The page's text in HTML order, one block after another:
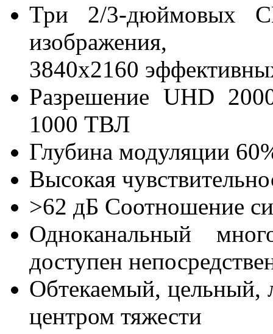
Три 2/3-дюймовых
изображения,
3840x2160
Разрешение UHD
1000 ТВЛ
Глубина модуляции
Высокая
>62 дБ Соотношение
Одноканальный
доступен
Обтекаемый, цельный,
центром тяжести